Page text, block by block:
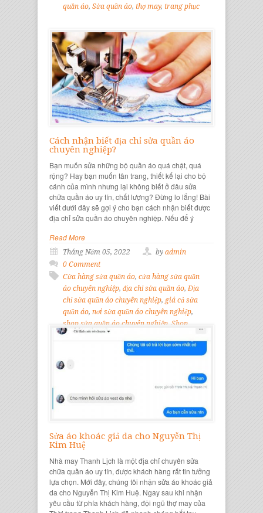
quần áo, Sửa quần áo, thợ may, trang phục
Cách nhận biết địa chỉ sửa quần áo
chuyên nghiệp?
Bạn muốn sửa những bộ quần áo quá chật, quá
rộng? Hay bạn muốn tân trang, thiết kế lại cho bộ
cánh của mình nhưng lại không biết ở đâu sửa
chữa quần áo uy tín, chất lượng? Đừng lo lắng! Bài
viết dưới đây sẽ gợi ý cho bạn cách nhận biết được
địa chỉ sửa quần áo chuyên nghiệp. Nếu để ý
Read More
Tháng Năm 05, 2022 by admin
0 Comment
Cửa hàng sửa quần áo, cửa hàng sửa quần
áo chuyên nghiệp, địa chỉ sửa quần áo, Địa
chỉ sửa quần áo chuyên nghiệp, giá cả sửa
quần áo, nơi sửa quần áo chuyên nghiệp,
shop sửa quần áo chuyên nghiệp Shop
Thời Trang Thanh Lịch
Sửa quần áo chuyên nghiệp,tiệm sửa chữa
Sửa áo khoác giả da cho Nguyễn Thị
Kim Huệ
Nhà may Thanh Lịch là một địa chỉ chuyên sửa
chữa quần áo uy tín, được khách hàng rất tin tưởng
lựa chọn. Mới đây, chúng tôi nhận sửa áo khoác giả
da cho Nguyễn Thị Kim Huệ. Ngay sau khi nhận
yêu cầu từ phía khách hàng, đội ngũ thợ may của